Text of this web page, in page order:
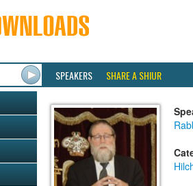
SPEAKERS SHARE A SHIUR